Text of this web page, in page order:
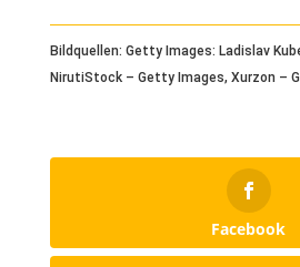
Bildquellen: Getty Images: Ladislav
NirutiStock – Getty Images, Xurzon –
Facebook